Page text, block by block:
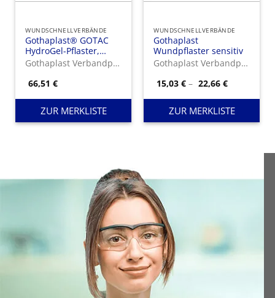
WUNDSCHNELLVERBÄNDE
Gothaplast® GOTAC
HydroGel-Pflaster,
steril, 7 x 10 cm
Gothaplast Verbandpflasterfabrik GmbH
66,51€
ZUR MERKLISTE
WUNDSCHNELLVERBÄNDE
Gothaplast
Wundpflaster sensitiv
Gothaplast Verbandpflasterfabrik GmbH
15,03€ – 22,66€
bis
22,66 €
ZUR MERKLISTE